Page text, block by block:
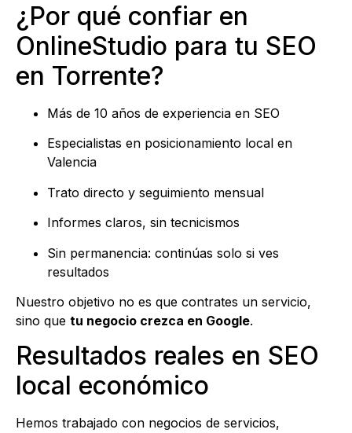
¿Por qué confiar en
OnlineStudio para tu SEO
en Torrente?
Más de 10 años de experiencia en SEO
Especialistas en posicionamiento local en
Valencia
Trato directo y seguimiento mensual
Informes claros, sin tecnicismos
Sin permanencia: continúas solo si ves
resultados
Nuestro objetivo no es que contrates un servicio,
sino que tu negocio crezca en Google.
Resultados reales en SEO
local económico
Hemos trabajado con negocios de servicios,